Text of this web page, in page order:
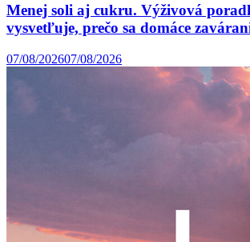
Menej soli aj cukru. Výživová
vysvetľuje, prečo sa domáce
07/08/202607/08/2026